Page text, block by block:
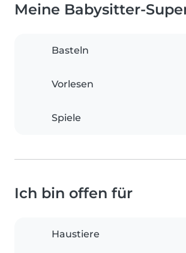
Meine Babysitter-
Basteln
Vorlesen
Spiele
Ich bin offen für
Haustiere